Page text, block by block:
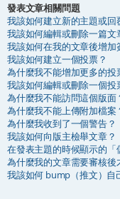
發表文章相關問題
我該如何建立新的主題或回
我該如何編輯或刪除一篇文
我該如何在我的文章後增加
我該如何建立一個投票？
為什麼我不能增加更多的投
我該如何編輯或刪除一個投
為什麼我不能訪問這個版面
為什麼我不能上傳附加檔案
為什麼我收到了一個警告？
我該如何向版主檢舉文章？
在發表主題的時候顯示的「
為什麼我的文章需要審核後
我該如何 bump（推文）自